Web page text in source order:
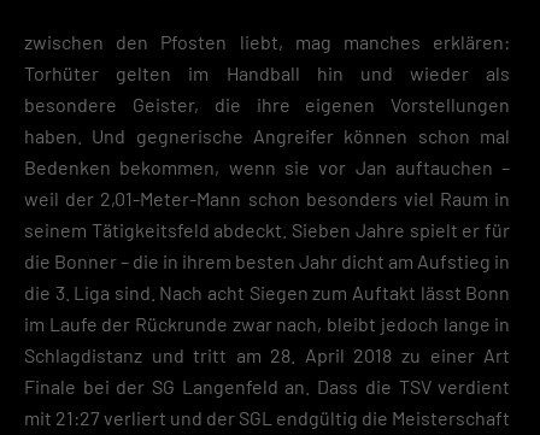
zwischen den Pfosten liebt, mag manches erklären:
Torhüter gelten im Handball hin und wieder als
besondere Geister, die ihre eigenen Vorstellungen
haben. Und gegnerische Angreifer können schon mal
Bedenken bekommen, wenn sie vor Jan auftauchen –
weil der 2,01-Meter-Mann schon besonders viel Raum in
seinem Tätigkeitsfeld abdeckt. Sieben Jahre spielt er für
die Bonner – die in ihrem besten Jahr dicht am Aufstieg in
die 3. Liga sind. Nach acht Siegen zum Auftakt lässt Bonn
im Laufe der Rückrunde zwar nach, bleibt jedoch lange in
Schlagdistanz und tritt am 28. April 2018 zu einer Art
Finale bei der SG Langenfeld an. Dass die TSV verdient
mit 21:27 verliert und der SGL endgültig die Meisterschaft